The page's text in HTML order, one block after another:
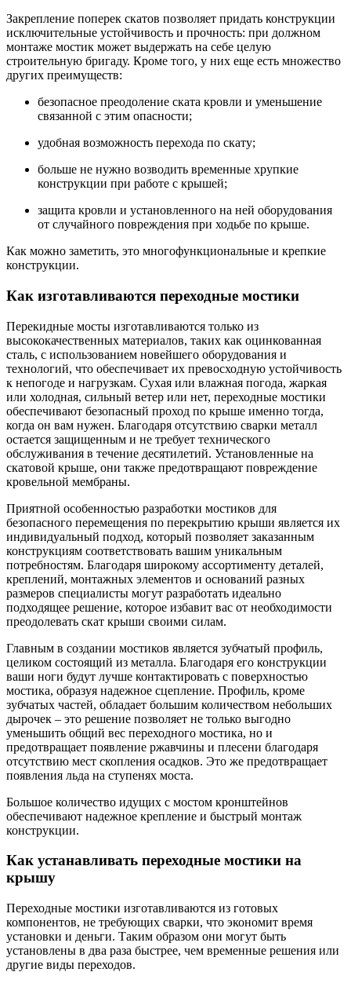
Закрепление поперек скатов позволяет придать конструкции
исключительные устойчивость и прочность: при должном
монтаже мостик может выдержать на себе целую
строительную бригаду. Кроме того, у них еще есть множество
других преимуществ:
безопасное преодоление ската кровли и уменьшение
связанной с этим опасности;
удобная возможность перехода по скату;
больше не нужно возводить временные хрупкие
конструкции при работе с крышей;
защита кровли и установленного на ней оборудования
от случайного повреждения при ходьбе по крыше.
Как можно заметить, это многофункциональные и крепкие
конструкции.
Как изготавливаются переходные мостики
Перекидные мосты изготавливаются только из
высококачественных материалов, таких как оцинкованная
сталь, с использованием новейшего оборудования и
технологий, что обеспечивает их превосходную устойчивость
к непогоде и нагрузкам. Сухая или влажная погода, жаркая
или холодная, сильный ветер или нет, переходные мостики
обеспечивают безопасный проход по крыше именно тогда,
когда он вам нужен. Благодаря отсутствию сварки металл
остается защищенным и не требует технического
обслуживания в течение десятилетий. Установленные на
скатовой крыше, они также предотвращают повреждение
кровельной мембраны.
Приятной особенностью разработки мостиков для
безопасного перемещения по перекрытию крыши является их
индивидуальный подход, который позволяет заказанным
конструкциям соответствовать вашим уникальным
потребностям. Благодаря широкому ассортименту деталей,
креплений, монтажных элементов и оснований разных
размеров специалисты могут разработать идеально
подходящее решение, которое избавит вас от необходимости
преодолевать скат крыши своими силам.
Главным в создании мостиков является зубчатый профиль,
целиком состоящий из металла. Благодаря его конструкции
ваши ноги будут лучше контактировать с поверхностью
мостика, образуя надежное сцепление. Профиль, кроме
зубчатых частей, обладает большим количеством небольших
дырочек – это решение позволяет не только выгодно
уменьшить общий вес переходного мостика, но и
предотвращает появление ржавчины и плесени благодаря
отсутствию мест скопления осадков. Это же предотвращает
появления льда на ступенях моста.
Большое количество идущих с мостом кронштейнов
обеспечивают надежное крепление и быстрый монтаж
конструкции.
Как устанавливать переходные мостики на
крышу
Переходные мостики изготавливаются из готовых
компонентов, не требующих сварки, что экономит время
установки и деньги. Таким образом они могут быть
установлены ​​в два раза быстрее, чем временные решения или
другие виды переходов.